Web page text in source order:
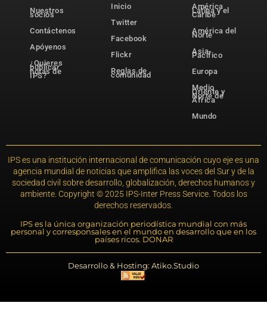
Nuestros
socios
Contáctenos
Apóyenos
¿Quieres
publicar
notas de
IPS?
Inicio
Twitter
Facebook
Flickr
Reglas de
comunidad
América
Latina y el
Caribe
América del
Norte
Asia-
Pacífico
Europa
Medio
Oriente y
Norte de
África
Mundo
IPS es una institución internacional de comunicación cuyo eje es una
agencia mundial de noticias que amplifica las voces del Sur y de la
sociedad civil sobre desarrollo, globalización, derechos humanos y
ambiente. Copyright © 2025 IPS-Inter Press Service. Todos los
derechos reservados.
IPS es la única organización periodística mundial con más
personal y corresponsales en el mundo en desarrollo que en los
países ricos. DONAR
Desarrollo & Hosting: Atiko.Studio